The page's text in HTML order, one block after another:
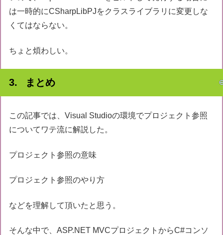
は一時的にCSharpLibPJをクラスライブラリに変更しな
くてはならない。
ちょと煩わしい。
まとめ
この記事では、Visual Studioの環境でプロジェクト参照
についてワテ流に解説した。
プロジェクト参照の意味
プロジェクト参照のやり方
などを理解して頂いたと思う。
そんな中で、ASP.NET MVCプロジェクトからC#コンソ